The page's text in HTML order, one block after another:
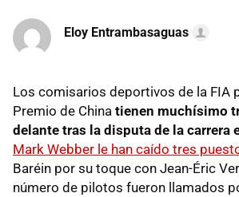
Eloy Entrambasaguas
Los comisarios deportivos de la FIA
Premio de China tienen muchísimo
delante tras la disputa de la carrera
Mark Webber le han caído tres
Baréin por su toque con Jean-Éric
número de pilotos fueron llamados